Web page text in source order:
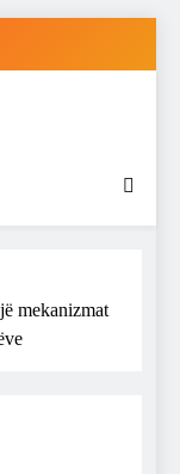
mekanizmat